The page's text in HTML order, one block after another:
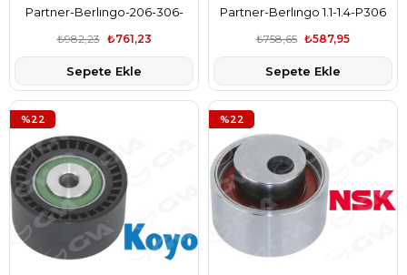
Partner-Berlıngo-206-306-
307-406-806-C5-Jumpy
₺761,23
₺982,23
Sepete Ekle
Partner-Berlıngo 1.1-1.4-P306
1.1.1.4-1.6-Xsara 1.6İ-Saxo 1.1-1.4-
₺587,95
₺758,65
Sepete Ekle
%22 %22